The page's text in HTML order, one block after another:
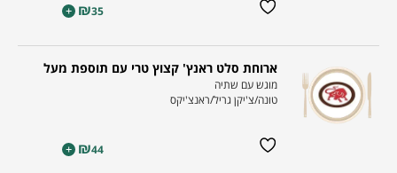
₪35
+
ארוחת סלט ראנץ' קצוץ טרי עם תוספת מעל
מוגש עם שתיה
טונה/צ'יקן גריל/ראנצ'יקס
₪44
+